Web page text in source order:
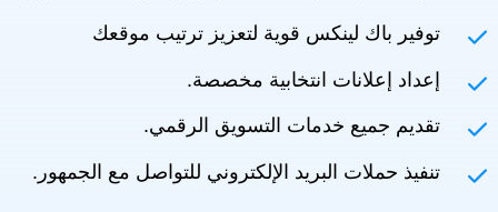
توفير باك لينكس قوية لتعزيز ترتيب موقعك
إعداد إعلانات انتخابية مخصصة.
تقديم جميع خدمات التسويق الرقمي.
تنفيذ حملات البريد الإلكتروني للتواصل مع الجمهور.